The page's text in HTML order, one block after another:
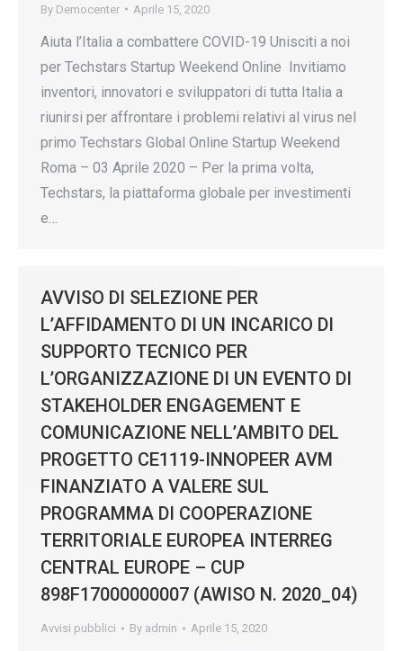
By Democenter Aprile 15, 2020
Aiuta l’Italia a combattere COVID-19 Unisciti a noi
per Techstars Startup Weekend Online Invitiamo
inventori, innovatori e sviluppatori di tutta Italia a
riunirsi per affrontare i problemi relativi al virus nel
primo Techstars Global Online Startup Weekend
Roma – 03 Aprile 2020 – Per la prima volta,
Techstars, la piattaforma globale per investimenti
e…
AVVISO DI SELEZIONE PER
L’AFFIDAMENTO DI UN INCARICO DI
SUPPORTO TECNICO PER
L’ORGANIZZAZIONE DI UN EVENTO DI
STAKEHOLDER ENGAGEMENT E
COMUNICAZIONE NELL’AMBITO DEL
PROGETTO CE1119-INNOPEER AVM
FINANZIATO A VALERE SUL
PROGRAMMA DI COOPERAZIONE
TERRITORIALE EUROPEA INTERREG
CENTRAL EUROPE – CUP
898F17000000007 (AWISO N. 2020_04)
Avvisi pubblici By admin Aprile 15, 2020